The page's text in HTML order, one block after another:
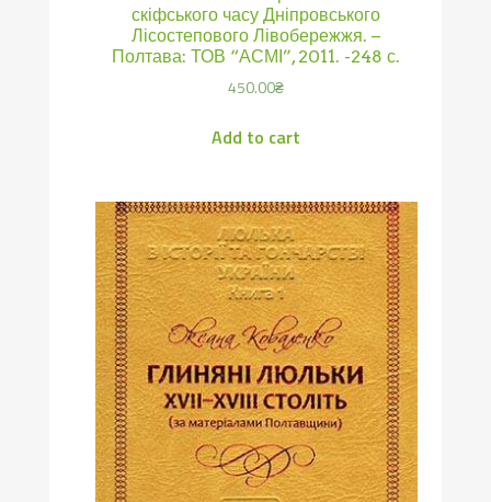
скіфського часу Дніпровського
Лісостепового Лівобережжя. –
Полтава: ТОВ “АСМІ”, 2011. -248 с.
450.00₴
Add to cart